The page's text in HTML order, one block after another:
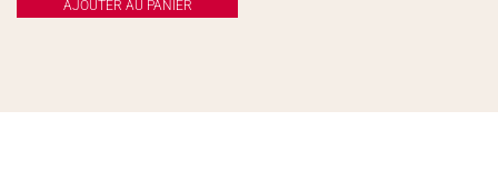
AJOUTER AU PANIER